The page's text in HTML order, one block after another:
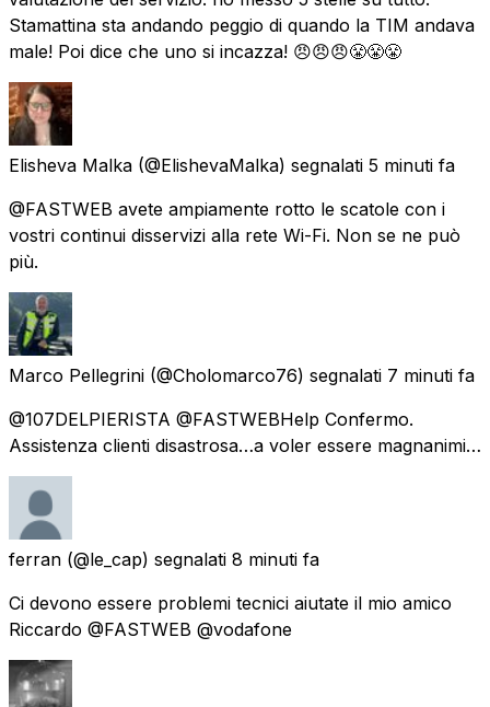
Stamattina sta andando peggio di quando la TIM andava
male! Poi dice che uno si incazza! 😠😠😠😤😤😤
Elisheva Malka (@ElishevaMalka) segnalati 5 minuti fa
@FASTWEB avete ampiamente rotto le scatole con i
vostri continui disservizi alla rete Wi-Fi. Non se ne può
più.
Marco Pellegrini (@Cholomarco76) segnalati 7 minuti fa
@107DELPIERISTA @FASTWEBHelp Confermo.
Assistenza clienti disastrosa…a voler essere magnanimi…
ferran (@le_cap) segnalati 8 minuti fa
Ci devono essere problemi tecnici aiutate il mio amico
Riccardo @FASTWEB @vodafone